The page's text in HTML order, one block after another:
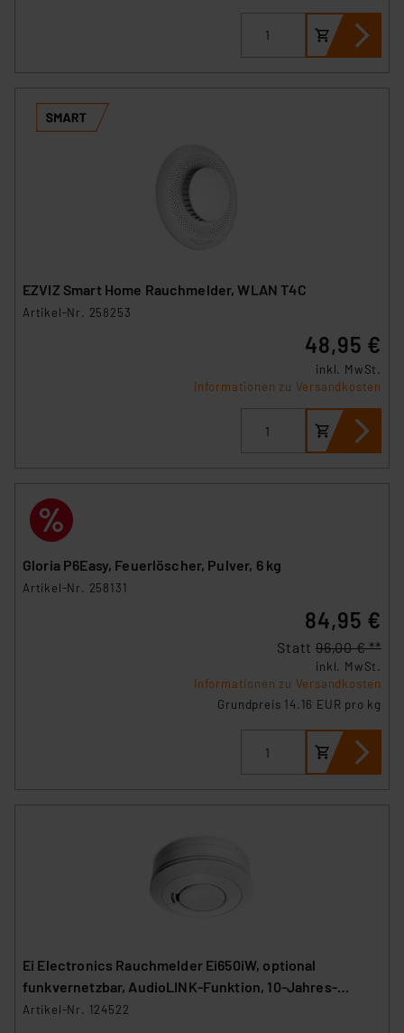
EZVIZ Smart Home Rauchmelder, WLAN T4C
Artikel-Nr. 258253
48,95 €
inkl. MwSt.
Informationen zu Versandkosten
Gloria P6Easy, Feuerlöscher, Pulver, 6 kg
Artikel-Nr. 258131
84,95 €
Statt 96,00 € **
inkl. MwSt.
Informationen zu Versandkosten
Grundpreis 14.16 EUR pro kg
Ei Electronics Rauchmelder Ei650iW, optional
funkvernetzbar, AudioLINK-Funktion, 10-Jahres-
Batterie
Artikel-Nr. 124522